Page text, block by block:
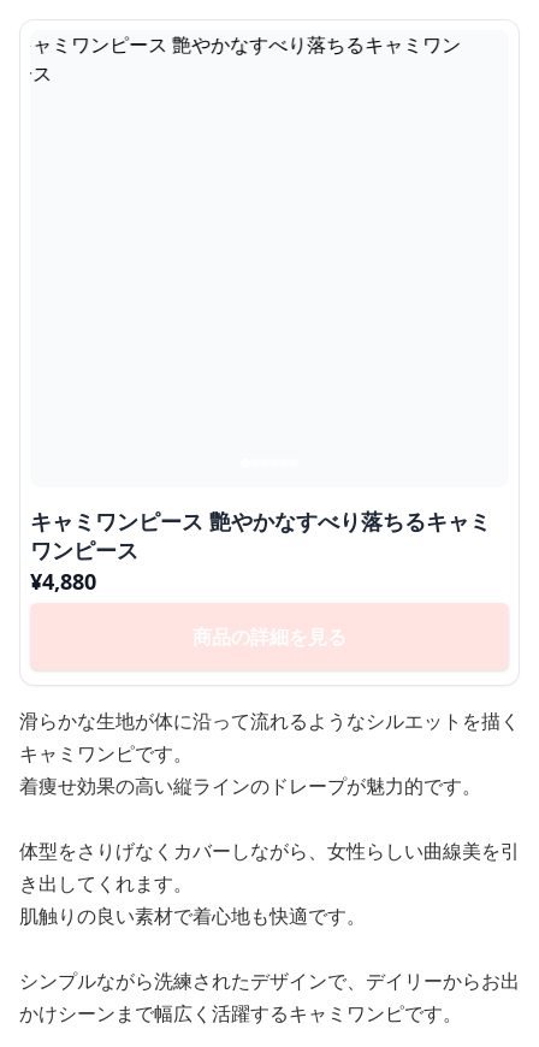
キャミワンピース 艶やかなすべり落ちるキャミ
ワンピース
¥4,880
商品の詳細を見る
滑らかな生地が体に沿って流れるようなシルエットを描く
キャミワンピです。
着痩せ効果の高い縦ラインのドレープが魅力的です。
体型をさりげなくカバーしながら、女性らしい曲線美を引
き出してくれます。
肌触りの良い素材で着心地も快適です。
シンプルながら洗練されたデザインで、デイリーからお出
かけシーンまで幅広く活躍するキャミワンピです。